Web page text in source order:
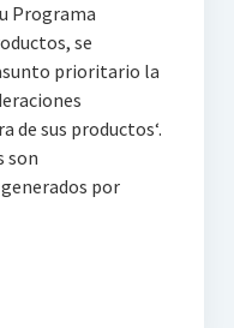
Programa
se
prioritario la
de sus productos‘.
son
por